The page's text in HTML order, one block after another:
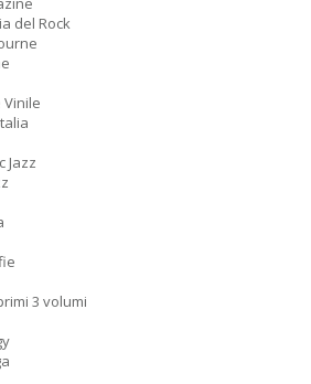
del Rock
Jazz
3 volumi